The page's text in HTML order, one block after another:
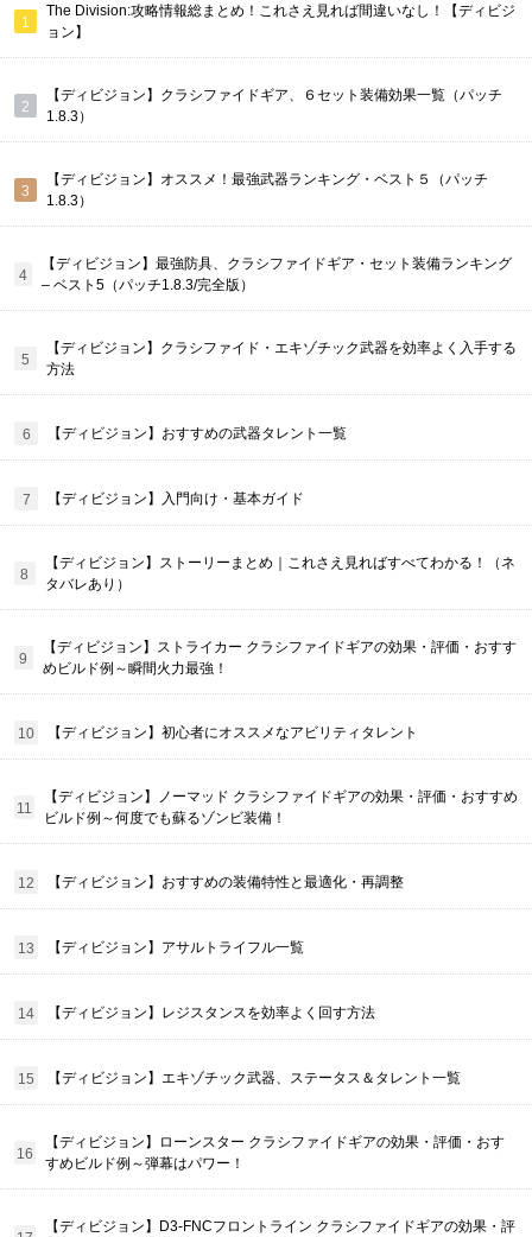
The Division:攻略情報総まとめ！これさえ見れば間違いなし！【ディビジ
ョン】
【ディビジョン】クラシファイドギア、６セット装備効果一覧（パッチ
1.8.3）
【ディビジョン】オススメ！最強武器ランキング・ベスト５（パッチ
1.8.3）
【ディビジョン】最強防具、クラシファイドギア・セット装備ランキング
– ベスト5（パッチ1.8.3/完全版）
【ディビジョン】クラシファイド・エキゾチック武器を効率よく入手する
方法
【ディビジョン】おすすめの武器タレント一覧
【ディビジョン】入門向け・基本ガイド
【ディビジョン】ストーリーまとめ｜これさえ見ればすべてわかる！（ネ
タバレあり）
【ディビジョン】ストライカー クラシファイドギアの効果・評価・おすす
めビルド例～瞬間火力最強！
【ディビジョン】初心者にオススメなアビリティタレント
【ディビジョン】ノーマッド クラシファイドギアの効果・評価・おすすめ
ビルド例～何度でも蘇るゾンビ装備！
【ディビジョン】おすすめの装備特性と最適化・再調整
【ディビジョン】アサルトライフル一覧
【ディビジョン】レジスタンスを効率よく回す方法
【ディビジョン】エキゾチック武器、ステータス＆タレント一覧
【ディビジョン】ローンスター クラシファイドギアの効果・評価・おす
すめビルド例～弾幕はパワー！
【ディビジョン】D3-FNCフロントライン クラシファイドギアの効果・評